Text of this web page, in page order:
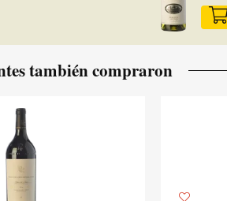
también compraron